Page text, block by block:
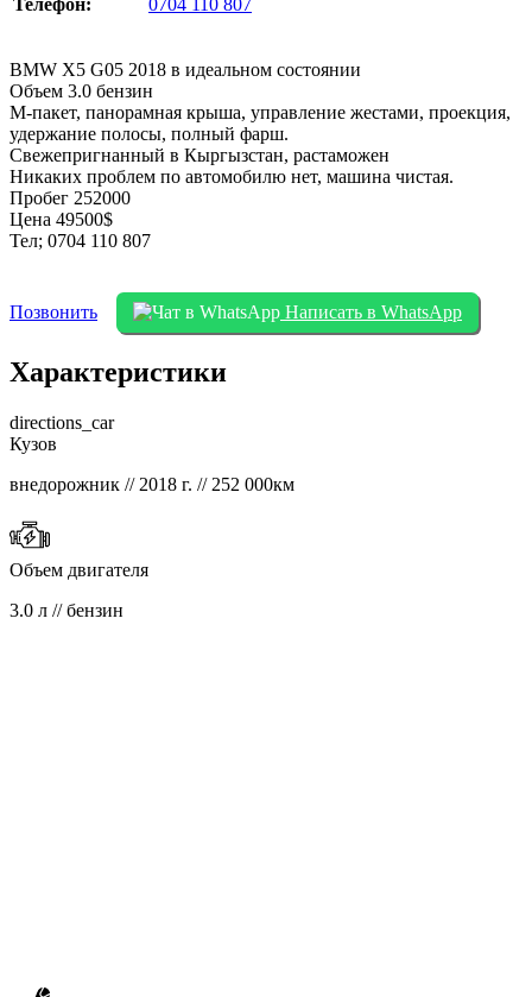
Телефон:
0704 110 807
BMW X5 G05 2018 в идеальном состоянии
Объем 3.0 бензин
M-пакет, панорамная крыша, управление жестами, проекция,
удержание полосы, полный фарш.
Свежепригнанный в Кыргызстан, растаможен
Никаких проблем по автомобилю нет, машина чистая.
Пробег 252000
Цена 49500$
Тел; 0704 110 807
Позвонить Написать в WhatsApp
Характеристики
directions_car
Кузов
внедорожник // 2018 г. // 252 000км
Объем двигателя
3.0 л // бензин